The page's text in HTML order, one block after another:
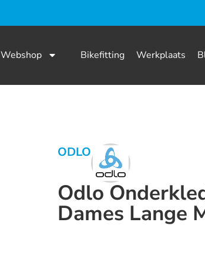
Webshop Bikefitting Werkplaats
ODLO
Odlo
Dames Lange